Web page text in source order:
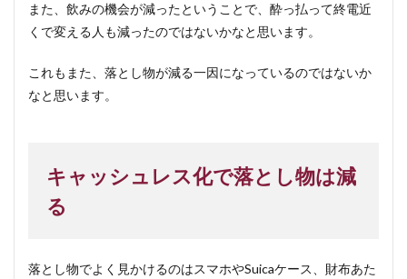
また、飲みの機会が減ったということで、酔っ払って終電近
くで変える人も減ったのではないかなと思います。
これもまた、落とし物が減る一因になっているのではないか
なと思います。
キャッシュレス化で落とし物は減
る
落とし物でよく見かけるのはスマホやSuicaケース、財布あた